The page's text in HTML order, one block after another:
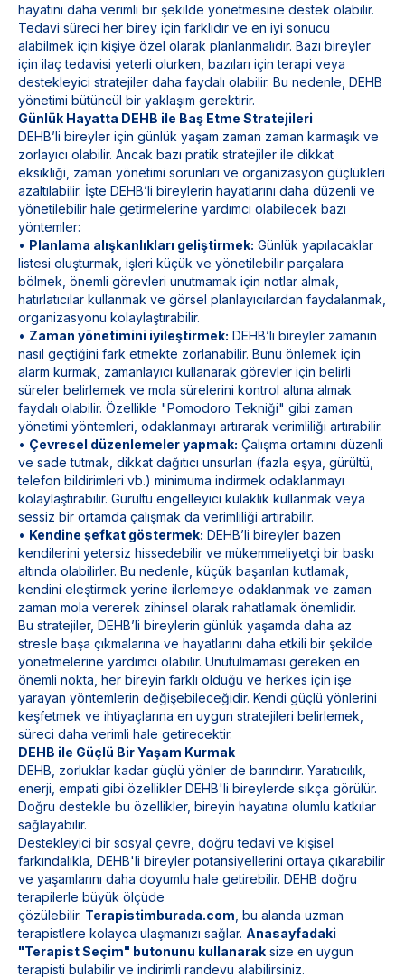
hayatını daha verimli bir şekilde yönetmesine destek olabilir.
Tedavi süreci her birey için farklıdır ve en iyi sonucu
alabilmek için kişiye özel olarak planlanmalıdır. Bazı bireyler
için ilaç tedavisi yeterli olurken, bazıları için terapi veya
destekleyici stratejiler daha faydalı olabilir. Bu nedenle, DEHB
yönetimi bütüncül bir yaklaşım gerektirir.
Günlük Hayatta DEHB ile Baş Etme Stratejileri
DEHB’li bireyler için günlük yaşam zaman zaman karmaşık ve
zorlayıcı olabilir. Ancak bazı pratik stratejiler ile dikkat
eksikliği, zaman yönetimi sorunları ve organizasyon güçlükleri
azaltılabilir. İşte DEHB’li bireylerin hayatlarını daha düzenli ve
yönetilebilir hale getirmelerine yardımcı olabilecek bazı
yöntemler:
• Planlama alışkanlıkları geliştirmek: Günlük yapılacaklar
listesi oluşturmak, işleri küçük ve yönetilebilir parçalara
bölmek, önemli görevleri unutmamak için notlar almak,
hatırlatıcılar kullanmak ve görsel planlayıcılardan faydalanmak,
organizasyonu kolaylaştırabilir.
• Zaman yönetimini iyileştirmek: DEHB’li bireyler zamanın
nasıl geçtiğini fark etmekte zorlanabilir. Bunu önlemek için
alarm kurmak, zamanlayıcı kullanarak görevler için belirli
süreler belirlemek ve mola sürelerini kontrol altına almak
faydalı olabilir. Özellikle "Pomodoro Tekniği" gibi zaman
yönetimi yöntemleri, odaklanmayı artırarak verimliliği artırabilir.
• Çevresel düzenlemeler yapmak: Çalışma ortamını düzenli
ve sade tutmak, dikkat dağıtıcı unsurları (fazla eşya, gürültü,
telefon bildirimleri vb.) minimuma indirmek odaklanmayı
kolaylaştırabilir. Gürültü engelleyici kulaklık kullanmak veya
sessiz bir ortamda çalışmak da verimliliği artırabilir.
• Kendine şefkat göstermek: DEHB’li bireyler bazen
kendilerini yetersiz hissedebilir ve mükemmeliyetçi bir baskı
altında olabilirler. Bu nedenle, küçük başarıları kutlamak,
kendini eleştirmek yerine ilerlemeye odaklanmak ve zaman
zaman mola vererek zihinsel olarak rahatlamak önemlidir.
Bu stratejiler, DEHB’li bireylerin günlük yaşamda daha az
stresle başa çıkmalarına ve hayatlarını daha etkili bir şekilde
yönetmelerine yardımcı olabilir. Unutulmaması gereken en
önemli nokta, her bireyin farklı olduğu ve herkes için işe
yarayan yöntemlerin değişebileceğidir. Kendi güçlü yönlerini
keşfetmek ve ihtiyaçlarına en uygun stratejileri belirlemek,
süreci daha verimli hale getirecektir.
DEHB ile Güçlü Bir Yaşam Kurmak
DEHB, zorluklar kadar güçlü yönler de barındırır. Yaratıcılık,
enerji, empati gibi özellikler DEHB'li bireylerde sıkça görülür.
Doğru destekle bu özellikler, bireyin hayatına olumlu katkılar
sağlayabilir.
Destekleyici bir sosyal çevre, doğru tedavi ve kişisel
farkındalıkla, DEHB'li bireyler potansiyellerini ortaya çıkarabilir
ve yaşamlarını daha doyumlu hale getirebilir. DEHB doğru
terapilerle büyük ölçüde
çözülebilir. Terapistimburada.com , bu alanda uzman
terapistlere kolayca ulaşmanızı sağlar. Anasayfadaki
"Terapist Seçim" butonunu kullanarak size en uygun
terapisti bulabilir ve indirimli randevu alabilirsiniz.